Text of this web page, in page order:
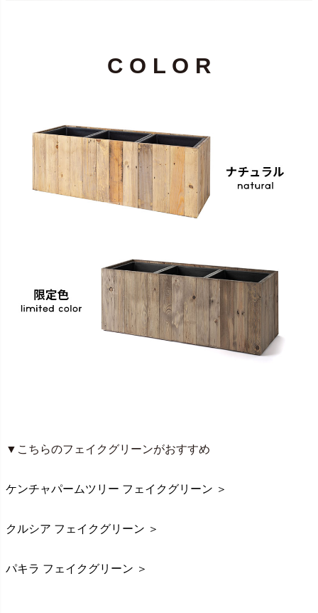
C O L O R
▼こちらのフェイクグリーンがおすすめ
ケンチャパームツリー フェイクグリーン ＞
クルシア フェイクグリーン ＞
パキラ フェイクグリーン ＞